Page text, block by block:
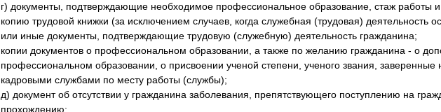
г) документы, подтверждающие необходимое профессиональное образование, стаж работы
копию трудовой книжки (за исключением случаев, когда служебная (трудовая) деятельность
или иные документы, подтверждающие трудовую (служебную) деятельность гражданина;
копии документов о профессиональном образовании, а также по желанию гражданина - о
профессиональном образовании, о присвоении ученой степени, ученого звания, заверенные
кадровыми службами по месту работы (службы);
д) документ об отсутствии у гражданина заболевания, препятствующего поступлению на
прохождению;